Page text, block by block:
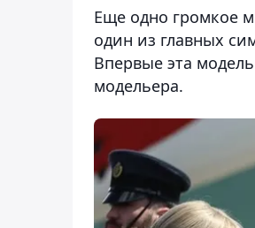
Еще одно громкое
один из главных
Впервые эта
модельера.